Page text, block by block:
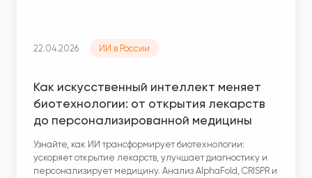
22.04.2026 ИИ в России
Как искусственный интеллект меняет
биотехнологии: от открытия лекарств
до персонализированной медицины
Узнайте, как ИИ трансформирует биотехнологии:
ускоряет открытие лекарств, улучшает диагностику и
персонализирует медицину. Анализ AlphaFold, CRISPR и